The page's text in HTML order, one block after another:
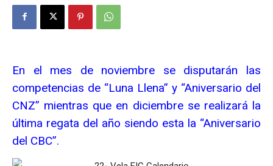
En el mes de noviembre se disputarán las
competencias de “Luna Llena” y “Aniversario del
CNZ” mientras que en diciembre se realizará la
última regata del año siendo esta la “Aniversario
del CBC”.